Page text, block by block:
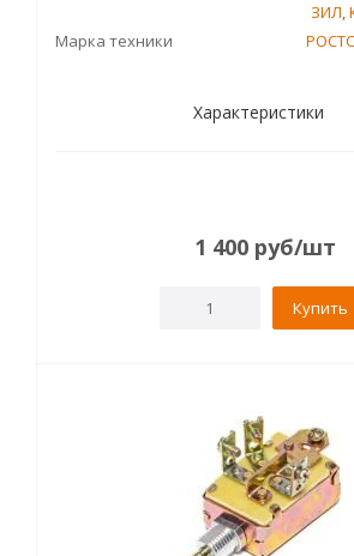
Марка техники
ЗИЛ,
Характеристики
1 400руб/шт
Купить